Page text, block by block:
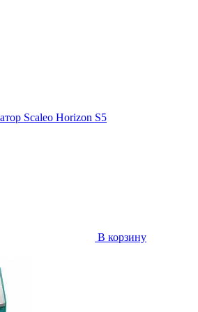
Scaleo Horizon S5
В корзину